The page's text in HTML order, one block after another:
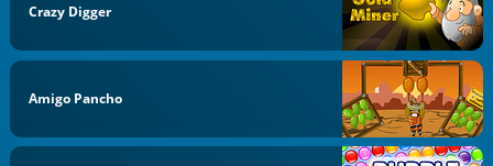
Crazy Digger
Amigo Pancho